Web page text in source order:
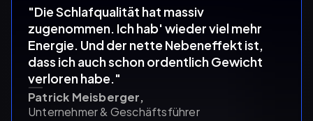
"Die Schlafqualität hat massiv
zugenommen. Ich hab' wieder viel mehr
Energie. Und der nette Nebeneffekt ist,
dass ich auch schon ordentlich Gewicht
verloren habe."
Patrick Meisberger,
Unternehmer & Geschäftsführer